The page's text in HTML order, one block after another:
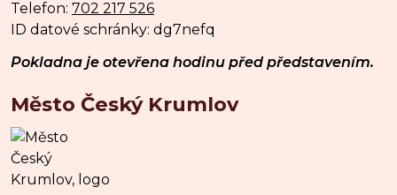
Telefon: 702 217 526
ID datové schránky: dg7nefq
Pokladna je otevřena hodinu před představením.
Město Český Krumlov